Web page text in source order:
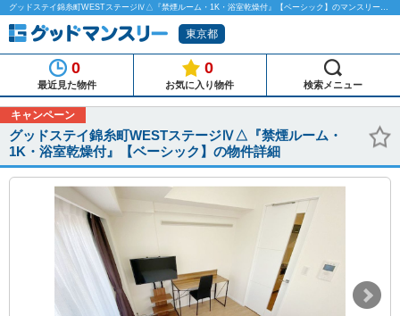
グッドステイ錦糸町WESTステージⅣ△『禁煙ルーム・1K・浴室乾燥付』【ベーシック】のマンスリーマンション物件詳細「グッドマンスリー」
東京都
0
最近見た物件
0
お気に入り物件 検索メニュー
キャンペーン
グッドステイ錦糸町WESTステージⅣ△『禁煙ルーム・
1K・浴室乾燥付』【ベーシック】の物件詳細